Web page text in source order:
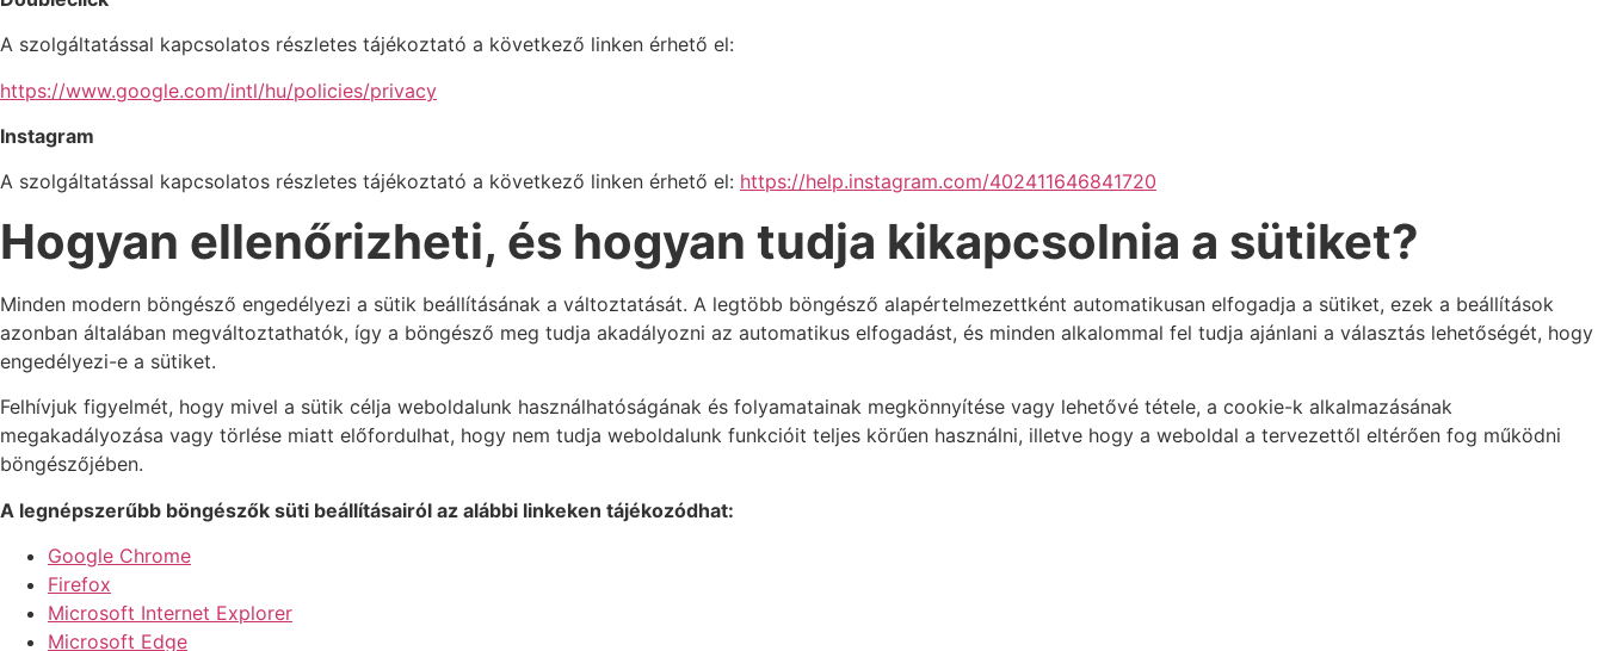
A szolgáltatással kapcsolatos részletes tájékoztató a következő linken érhető el:
https://www.google.com/intl/hu/policies/privacy
Instagram
A szolgáltatással kapcsolatos részletes tájékoztató a következő linken érhető el: https://help.instagram.com/402411646841720
Hogyan ellenőrizheti, és hogyan tudja kikapcsolnia a sütiket?
Minden modern böngésző engedélyezi a sütik beállításának a változtatását. A legtöbb böngésző alapértelmezettként automatikusan elfogadja a sütiket, ezek a beállítások
azonban általában megváltoztathatók, így a böngésző meg tudja akadályozni az automatikus elfogadást, és minden alkalommal fel tudja ajánlani a választás lehetőségét, hogy
engedélyezi-e a sütiket.
Felhívjuk figyelmét, hogy mivel a sütik célja weboldalunk használhatóságának és folyamatainak megkönnyítése vagy lehetővé tétele, a cookie-k alkalmazásának
megakadályozása vagy törlése miatt előfordulhat, hogy nem tudja weboldalunk funkcióit teljes körűen használni, illetve hogy a weboldal a tervezettől eltérően fog működni
böngészőjében.
A legnépszerűbb böngészők süti beállításairól az alábbi linkeken tájékozódhat:
Google Chrome
Firefox
Microsoft Internet Explorer
Microsoft Edge